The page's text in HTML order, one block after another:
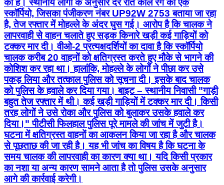
का है। स्थानीय लोगों के अनुसार देर रात काले रंग की एक
स्कॉर्पियो, जिसका पंजीकरण नंबर UP92W 2753 बताया जा रहा
है, तेज रफ्तार में मोहल्ले के अंदर घुस गई। आरोप है कि चालक ने
लापरवाही से वाहन चलाते हुए सड़क किनारे खड़ी कई गाड़ियों को
टक्कर मार दी। वीओ-2 प्रत्यक्षदर्शियों का दावा है कि स्कॉर्पियो
चालक करीब 20 वाहनों को क्षतिग्रस्त करते हुए मौके से भागने की
कोशिश कर रहा था। हालांकि, मोहल्ले के लोगों ने पीछा कर उसे
पकड़ लिया और तत्काल पुलिस को सूचना दी। इसके बाद चालक
को पुलिस के हवाले कर दिया गया। बाइट – स्थानीय निवासी "गाड़ी
बहुत तेज रफ्तार में थी। कई खड़ी गाड़ियों में टक्कर मार दी। किसी
तरह लोगों ने उसे रोका और पुलिस को बुलाकर उसके हवाले कर
दिया।" पीटीसी फिलहाल पुलिस पूरे मामले की जांच में जुटी है।
घटना में क्षतिग्रस्त वाहनों का आकलन किया जा रहा है और चालक
से पूछताछ की जा रही है। यह भी जांच का विषय है कि घटना के
समय चालक की लापरवाही का कारण क्या था। यदि किसी प्रकार
का नशा या अन्य कारण सामने आता है तो पुलिस उसके अनुसार
आगे की कार्रवाई करेगी।